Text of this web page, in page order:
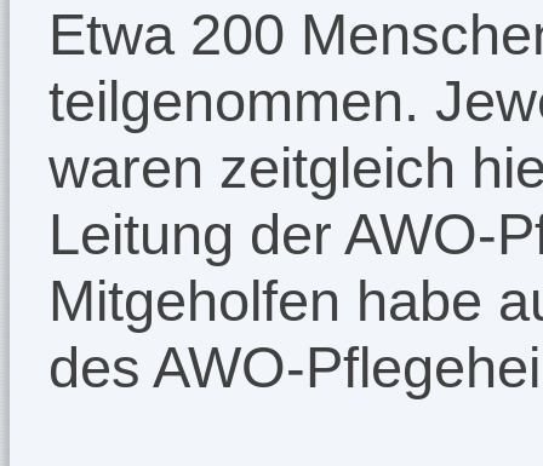
Etwa 200
teilgenommen.
waren zeitgleich
Leitung der AWO-
Mitgeholfen habe
des AWO-